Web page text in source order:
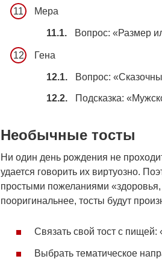
Мера
Вопрос: «Размер
Гена
Вопрос:
Подсказка:
Необычные тосты
Ни один день рождения не
удается говорить их виртуозно.
простыми пожеланиями
пооригинальнее, тосты будут
Связать свой тост с пищей:
Выбрать тематическое